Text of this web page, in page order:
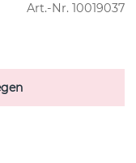
Art.-Nr. 10019037